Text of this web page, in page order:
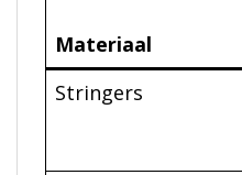
Materiaal
Stringers